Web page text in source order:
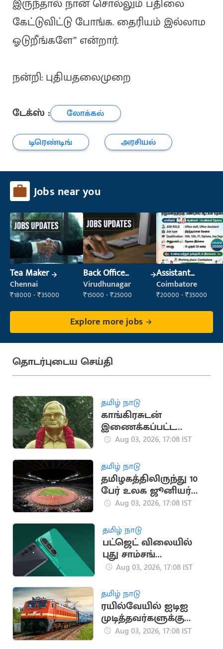
இருந்தால் நான் சொல்லும் பதிலை
கேட்டுவிட்டு போங்க. தைரியம் இல்லாம
ஓடுறீங்களே” என்றார்.
நன்றி: புதியதலைமுறை
டேக்ஸ் :
லோக்கல்
டிரெண்டிங்
அரசியல்
Jobs near you
Tea Maker
Chennai
₹18000 - ₹35000
Back Office
Executive
(Administration)
Virudhunagar
₹15000 - ₹25000
Assistant
Manager
Coimbatore
₹20000 - ₹35000
Explore more jobs
தொடர்புடைய செய்தி
தமிழ் நாடு
காங்கிரசுடன்
இணைக்கப்பட்ட
தமிழ்நாடு
வரலாறு
Aug 03, 2026, 17:08 IST
தமிழ் நாடு
தமிழகத்திலிருந்து 10
பேர் உலக ஜூனியர்
தடகள அணிக்கு
Aug 03, 2026, 17:08 IST
தமிழ் நாடு
பட்ஜெட் விலையில்
புது சாம்சங்
ஸ்மார்ட்போன்
Aug 03, 2026, 17:08 IST
தமிழ் நாடு
ரயில்வேயில் ஐடிஐ
முடித்தவர்களுக்கு
அப்ரண்டிஸ் பயிற்சி
Aug 03, 2026, 17:08 IST